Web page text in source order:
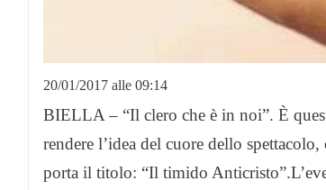
20/01/2017 alle 09:14
BIELLA – “Il clero che è in noi”. È
rendere l’idea del cuore dello
porta il titolo: “Il timido